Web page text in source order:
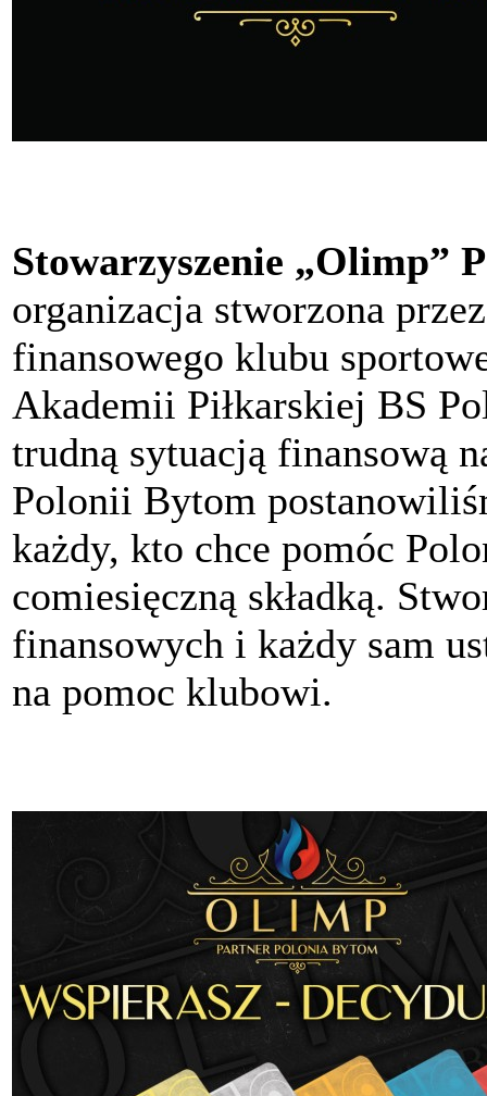
Stowarzyszenie „Olimp”
organizacja stworzona
finansowego klubu
Akademii Piłkarskiej BS
trudną sytuacją finansową
Polonii Bytom
każdy, kto chce pomóc
comiesięczną składką.
finansowych i każdy sam
na pomoc klubowi.